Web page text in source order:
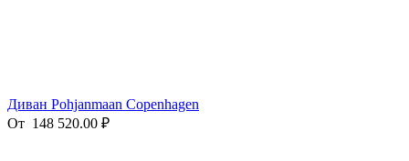
Диван Pohjanmaan Copenhagen
От 148 520.00 ₽